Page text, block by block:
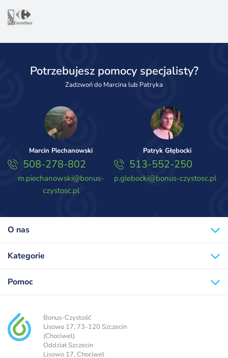
Potrzebujesz pomocy specjalisty?
Zadzwoń do Marcina lub Patryka
Marcin Piechanowski
508-278-802
m.piechanowski@bonus-
czystosc.pl
Patryk Głębocki
513-552-250
p.glebocki@bonus-czystosc.pl
O nas
Kategorie
Pomoc
Bonus-Czystość
Lisowo 17, 73-120 Szczecin
(Chociwel)
Oddział Szczecin
Lisowo 17, Chociwel